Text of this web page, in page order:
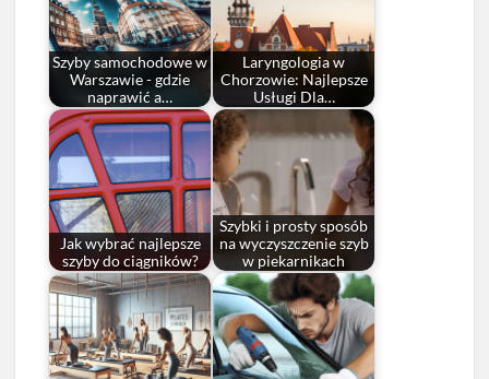
Szyby samochodowe w
Warszawie - gdzie
naprawić a…
Laryngologia w
Chorzowie: Najlepsze
Usługi Dla…
Jak wybrać najlepsze
szyby do ciągników?
Szybki i prosty sposób
na wyczyszczenie szyb
w piekarnikach